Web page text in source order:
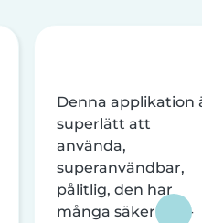
Denna applikation
superlätt att
använda,
superanvändbar,
pålitlig, den har
många säkerhets-